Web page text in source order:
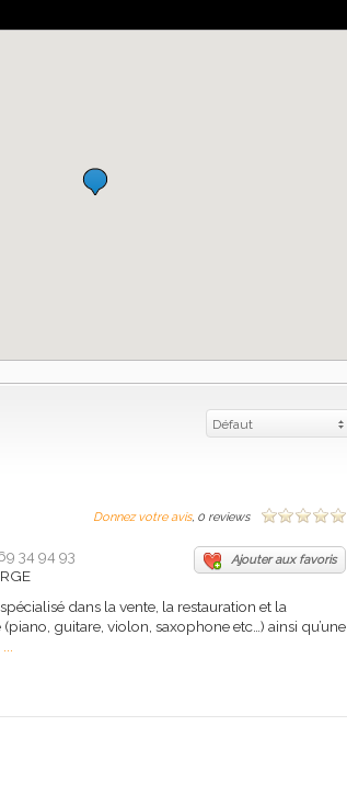
Défaut
Donnez votre avis, 0 reviews
Ajouter aux favoris
34 94 93
dans la vente, la restauration et la
guitare, violon, saxophone etc…) ainsi qu’une